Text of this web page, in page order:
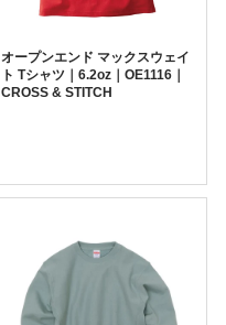
オープンエンド マックスウェイ
ト Tシャツ｜6.2oz｜OE1116｜
CROSS & STITCH